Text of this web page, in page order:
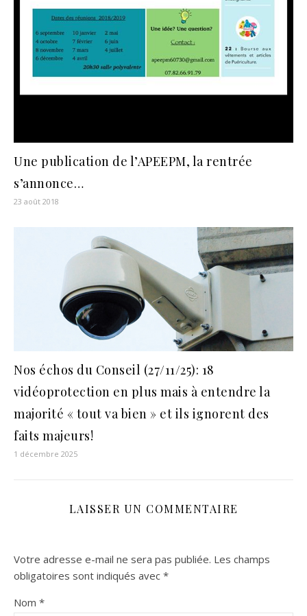
Une publication de l’APEEPM, la rentrée
s’annonce…
23 août 2018
Nos échos du Conseil (27/11/25): 18
vidéoprotection en plus mais à entendre la
majorité « tout va bien » et ils ignorent des
faits majeurs!
1 décembre 2025
LAISSER UN COMMENTAIRE
Votre adresse e-mail ne sera pas publiée. Les champs
obligatoires sont indiqués avec *
Nom *